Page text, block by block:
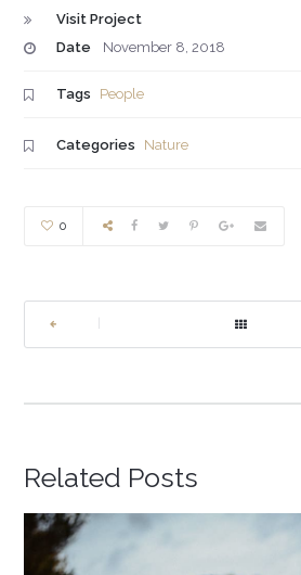
Visit Project
Date
November 8, 2018
Tags People
Categories Nature
0
Related Posts